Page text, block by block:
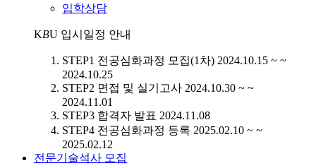
입학상담
KBU 입시일정 안내
STEP1 전공심화과정 모집(1차) 2024.10.15 ~ ~
2024.10.25
STEP2 면접 및 실기고사 2024.10.30 ~ ~
2024.11.01
STEP3 합격자 발표 2024.11.08
STEP4 전공심화과정 등록 2025.02.10 ~ ~
2025.02.12
전문기술석사 모집